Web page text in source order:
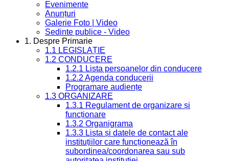
Evenimente
Anunțuri
Galerie Foto | Video
Sedinte publice - Video
1. Despre Primarie
1.1 LEGISLAȚIE
1.2 CONDUCERE
1.2.1 Lista persoanelor din conducere
1.2.2 Agenda conducerii
Programare audiențe
1.3 ORGANIZARE
1.3.1 Regulament de organizare și
funcționare
1.3.2 Organigrama
1.3.3 Lista și datele de contact ale
instituțiilor care funcționează în
subordinea/coordonarea sau sub